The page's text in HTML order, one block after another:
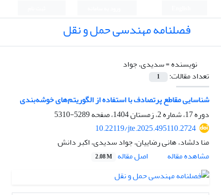
فصلنامه مهندسی حمل و نقل
نویسنده =سدیدی، جواد
تعداد مقالات:
1
شناسایی مقاطع پرتصادف با استفاده از الگوریتم‌های خوشه‌بندی
دوره 17، شماره 2، زمستان 1404، صفحه
5289-5310
10.22119/jte.2025.495110.2724
منا دلشاد، هانی رضاییان، جواد سدیدی، اکبر دانش
مشاهده مقاله
اصل مقاله 2.08 M